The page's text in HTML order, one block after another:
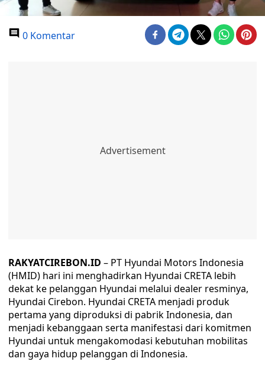
0 Komentar
RAKYATCIREBON.ID – PT Hyundai Motors Indonesia
(HMID) hari ini menghadirkan Hyundai CRETA lebih
dekat ke pelanggan Hyundai melalui dealer resminya,
Hyundai Cirebon. Hyundai CRETA menjadi produk
pertama yang diproduksi di pabrik Indonesia, dan
menjadi kebanggaan serta manifestasi dari komitmen
Hyundai untuk mengakomodasi kebutuhan mobilitas
dan gaya hidup pelanggan di Indonesia.